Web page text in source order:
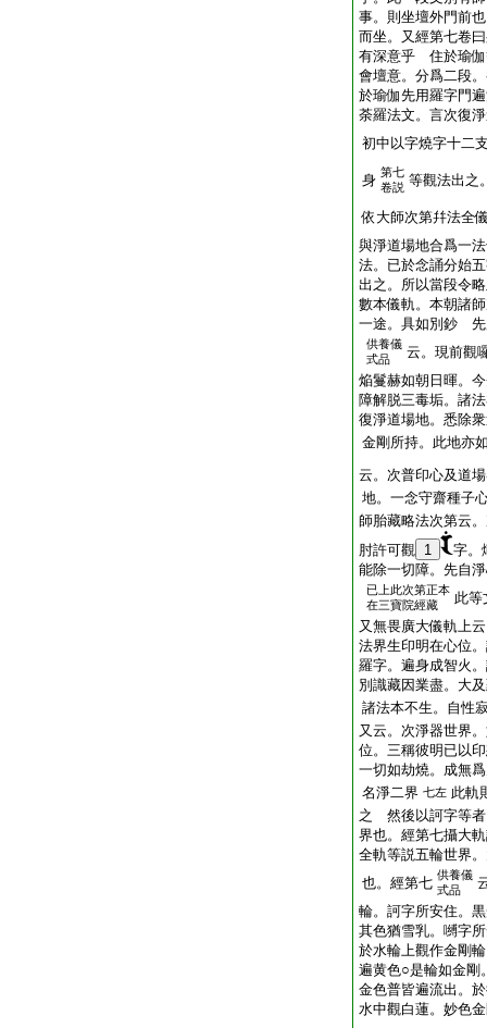
事。則坐壇外門前
而坐。又經第七卷
有深意乎 住於瑜伽
會壇意。分爲二段
於瑜伽先用羅字門
荼羅法文。言次復
初中以字燒字十二
身 第七
卷説 等觀法出之
依大師次第幷法全
與淨道場地合爲一
法。已於念誦分始
出之。所以當段令
數本儀軌。本朝諸
一途。具如別鈔 先
供養儀
式品
云。現前觀
焔鬘赫如朝日暉。
障解脱三毒垢。諸
復淨道場地。悉除
金剛所持。此地亦
云。次普印心及道
地。一念守齋種子
師胎藏略法次第云
肘許可觀 1
字。
能除一切障。先自
已上此次第正本
在三寶院經藏
此等
又無畏廣大儀軌上
法界生印明在心位
羅字。遍身成智火
別識藏因業盡。大
諸法本不生。自性
又云。次淨器世界
位。三稱彼明已以
一切如劫燒。成無
名淨二界 七左 此軌
之 然後以訶字等者
界也。經第七攝大
全軌等説五輪世界
也。經第七 供養儀
式品
輪。訶字所安住。
其色猶雪乳。嚩字
於水輪上觀作金剛
遍黄色○是輪如金剛
金色普皆遍流出。
水中觀白蓮。妙色